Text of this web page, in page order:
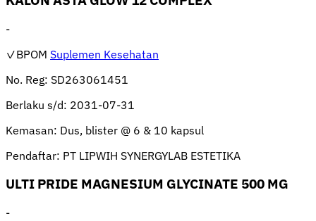
-
✓BPOM Suplemen Kesehatan
No. Reg: SD263061451
Berlaku s/d: 2031-07-31
Kemasan: Dus, blister @ 6 & 10 kapsul
Pendaftar: PT LIPWIH SYNERGYLAB ESTETIKA
ULTI PRIDE MAGNESIUM GLYCINATE 500 MG
-